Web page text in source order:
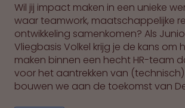
Wil jij impact maken in een unieke
waar teamwork, maatschappelijke
ontwikkeling samenkomen? Als
Vliegbasis Volkel krijg je de kans om
maken binnen een hecht HR-team
voor het aantrekken van
bouwen we aan de toekomst van